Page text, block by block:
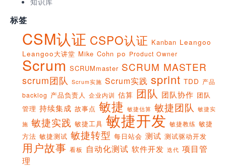
标签
CSM认证 CSPO认证 Kanban Leangoo
Leangoo大讲堂 Mike Cohn po Product Owner
Scrum SCRUMmaster SCRUM MASTER
scrum团队 Scrum实施 Scrum实践 sprint TDD 产品
backlog 产品负责人 企业内训 估算 团队 团队协作 团队
管理 持续集成 故事点 敏捷 敏捷估算 敏捷团队 敏捷实
施 敏捷实践 敏捷工具 敏捷开发 敏捷教练 敏捷
方法 敏捷测试 敏捷转型 每日站会 测试 测试驱动开发
用户故事 看板 自动化测试 软件开发 迭代 项目管
理